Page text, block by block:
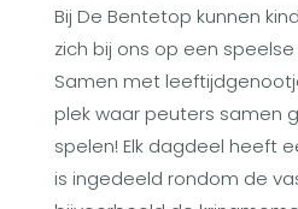
Bij De Bentetop kunnen
zich bij ons op een
Samen met
plek waar peuters samen
spelen! Elk dagdeel heeft
is ingedeeld rondom de